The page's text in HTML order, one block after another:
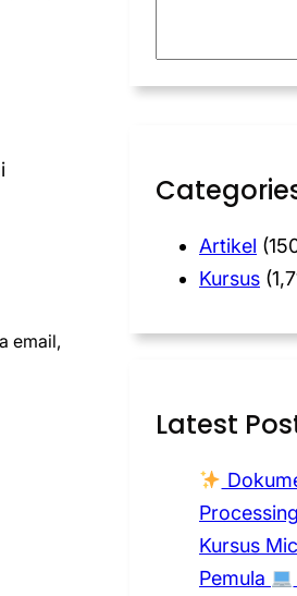
email,
Artikel
Kursus
Latest
Kursus
Pemula